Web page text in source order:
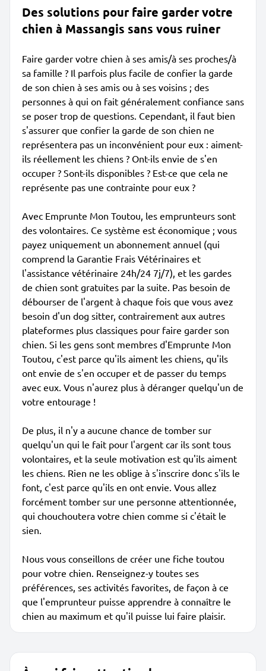
Des solutions pour faire garder votre
chien à Massangis sans vous ruiner
Faire garder votre chien à ses amis/à ses proches/à
sa famille ? Il parfois plus facile de confier la garde
de son chien à ses amis ou à ses voisins ; des
personnes à qui on fait généralement confiance sans
se poser trop de questions. Cependant, il faut bien
s'assurer que confier la garde de son chien ne
représentera pas un inconvénient pour eux : aiment-
ils réellement les chiens ? Ont-ils envie de s'en
occuper ? Sont-ils disponibles ? Est-ce que cela ne
représente pas une contrainte pour eux ?
Avec Emprunte Mon Toutou, les emprunteurs sont
des volontaires. Ce système est économique ; vous
payez uniquement un abonnement annuel (qui
comprend la Garantie Frais Vétérinaires et
l'assistance vétérinaire 24h/24 7j/7), et les gardes
de chien sont gratuites par la suite. Pas besoin de
débourser de l'argent à chaque fois que vous avez
besoin d'un dog sitter, contrairement aux autres
plateformes plus classiques pour faire garder son
chien. Si les gens sont membres d'Emprunte Mon
Toutou, c'est parce qu'ils aiment les chiens, qu'ils
ont envie de s'en occuper et de passer du temps
avec eux. Vous n'aurez plus à déranger quelqu'un de
votre entourage !
De plus, il n'y a aucune chance de tomber sur
quelqu'un qui le fait pour l'argent car ils sont tous
volontaires, et la seule motivation est qu'ils aiment
les chiens. Rien ne les oblige à s'inscrire donc s'ils le
font, c'est parce qu'ils en ont envie. Vous allez
forcément tomber sur une personne attentionnée,
qui chouchoutera votre chien comme si c'était le
sien.
Nous vous conseillons de créer une fiche toutou
pour votre chien. Renseignez-y toutes ses
préférences, ses activités favorites, de façon à ce
que l'emprunteur puisse apprendre à connaître le
chien au maximum et qu'il puisse lui faire plaisir.